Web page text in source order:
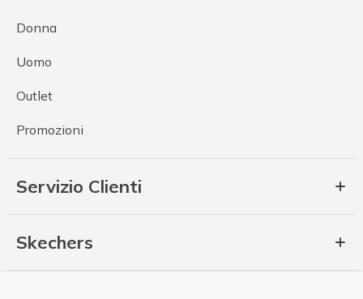
Donna
Uomo
Outlet
Promozioni
Servizio Clienti
Skechers